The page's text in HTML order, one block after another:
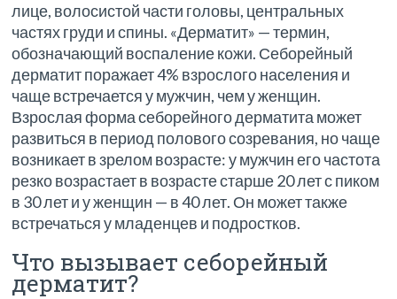
лице, волосистой части головы, центральных
частях груди и спины. «Дерматит» — термин,
обозначающий воспаление кожи. Себорейный
дерматит поражает 4% взрослого населения и
чаще встречается у мужчин, чем у женщин.
Взрослая форма себорейного дерматита может
развиться в период полового созревания, но чаще
возникает в зрелом возрасте: у мужчин его частота
резко возрастает в возрасте старше 20 лет с пиком
в 30 лет и у женщин — в 40 лет. Он может также
встречаться у младенцев и подростков.
Что вызывает себорейный
дерматит?